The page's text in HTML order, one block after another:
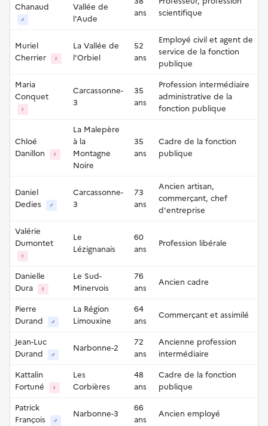
Chanaud
♂
Vallée de
l'Aude
ans
scientifique
Muriel
Cherrier
♀
La Vallée de
l'Orbiel
52
ans
Employé civil et agent de
service de la fonction
publique
Maria
Conquet
♀
Carcassonne-
3
35
ans
Profession intermédiaire
administrative de la
fonction publique
Chloé
Danillon
♀
La Malepère
à la
Montagne
Noire
35
ans
Cadre de la fonction
publique
Daniel
Dedies
♂
Carcassonne-
3
73
ans
Ancien artisan,
commerçant, chef
d'entreprise
Valérie
Dumontet
♀
Le
Lézignanais
60
ans
Profession libérale
Danielle
Dura
♀
Le Sud-
Minervois
76
ans
Ancien cadre
Pierre
Durand
♂
La Région
Limouxine
64
ans
Commerçant et assimilé
Jean-Luc
Durand
♂
Narbonne-2
72
ans
Ancienne profession
intermédiaire
Kattalin
Fortuné
♀
Les
Corbières
48
ans
Cadre de la fonction
publique
Patrick
François
♂
Narbonne-3
66
ans
Ancien employé